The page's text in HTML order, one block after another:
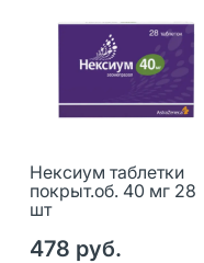
Нексиум таблетки
покрыт.об. 40 мг 28
шт
478 руб.